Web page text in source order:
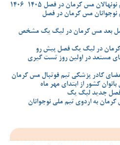
مس کرمان در فصل 1405-1406
نوجوانان مس کرمان در فصل
فصل بعد مس کرمان در لیگ یک مشخص
کرمان در لیگ یک فصل پیش رو
مستعد در اولین روز تست گیری
کادر پزشکی تیم فوتبال مس کرمان
کشور از ابتدای مهر ماه
فصل جدید لیگ یک
به اردوی تیم ملی نوجوانان